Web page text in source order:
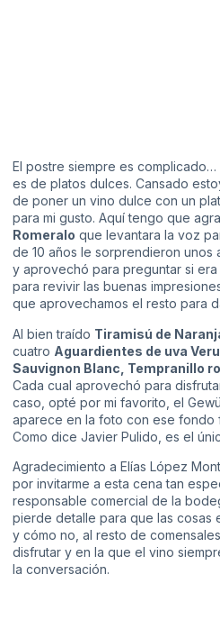
El postre siempre es
es de platos dulces. Cansado
de poner un vino dulce con un
para mi gusto. Aquí tengo que
Romeralo que levantara la voz
de 10 años le sorprendieron unos
y aprovechó para preguntar si
para revivir las buenas
que aprovechamos el resto para
Al bien traído Tiramisú de
cuatro Aguardientes de uva
Sauvignon Blanc, Tempranillo
Cada cual aprovechó para
caso, opté por mi favorito, el
aparece en la foto con ese fondo
Como dice Javier Pulido, es el
Agradecimiento a Elías López
por invitarme a esta cena tan
responsable comercial de la
pierde detalle para que las cosas
y cómo no, al resto de
disfrutar y en la que el vino
la conversación.